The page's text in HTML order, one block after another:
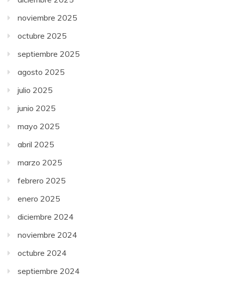
noviembre 2025
octubre 2025
septiembre 2025
agosto 2025
julio 2025
junio 2025
mayo 2025
abril 2025
marzo 2025
febrero 2025
enero 2025
diciembre 2024
noviembre 2024
octubre 2024
septiembre 2024